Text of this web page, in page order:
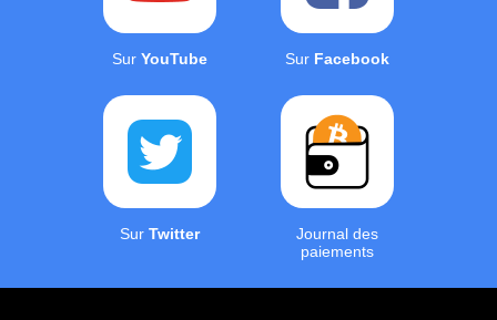
Sur YouTube Sur Facebook
Sur Twitter
Journal des
paiements